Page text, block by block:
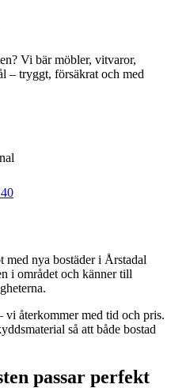
Vi bär möbler, vitvaror,
– tryggt, försäkrat och med
med nya bostäder i Årstadal
i området och känner till
vi återkommer med tid och pris.
så att både bostad
passar perfekt